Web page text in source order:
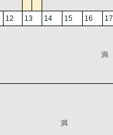
12 13 14 15 16 17
満
満